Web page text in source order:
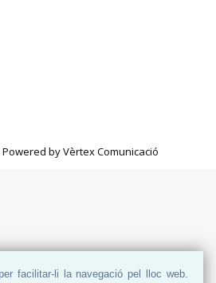
facilitar-li la navegació pel lloc web.
Powered byVèrtex Comunicació